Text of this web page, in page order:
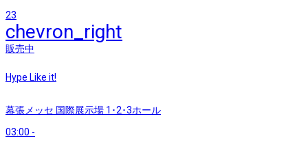
23
chevron_right
販売中
Hype Like it!
幕張メッセ 国際展示場 1･2･3ホール
03:00 -